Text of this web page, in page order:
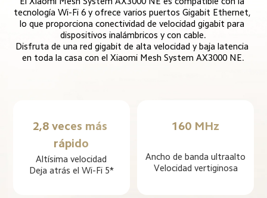
tecnología Wi-Fi 6 y ofrece varios puertos Gigabit Ethernet,
lo que proporciona conectividad de velocidad gigabit para
dispositivos inalámbricos y con cable.
Disfruta de una red gigabit de alta velocidad y baja latencia
en toda la casa con el Xiaomi Mesh System AX3000 NE.
2,8 veces más
rápido
Altísima velocidad
Deja atrás el Wi-Fi 5*
160 MHz
Ancho de banda ultraalto
Velocidad vertiginosa